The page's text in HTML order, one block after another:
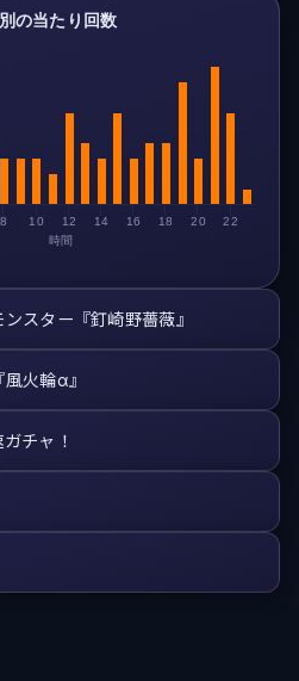
時間
の当たり回数
8 10 12 14 16 18 20 22
スター『釘崎野薔薇』
火輪α』
チャ！